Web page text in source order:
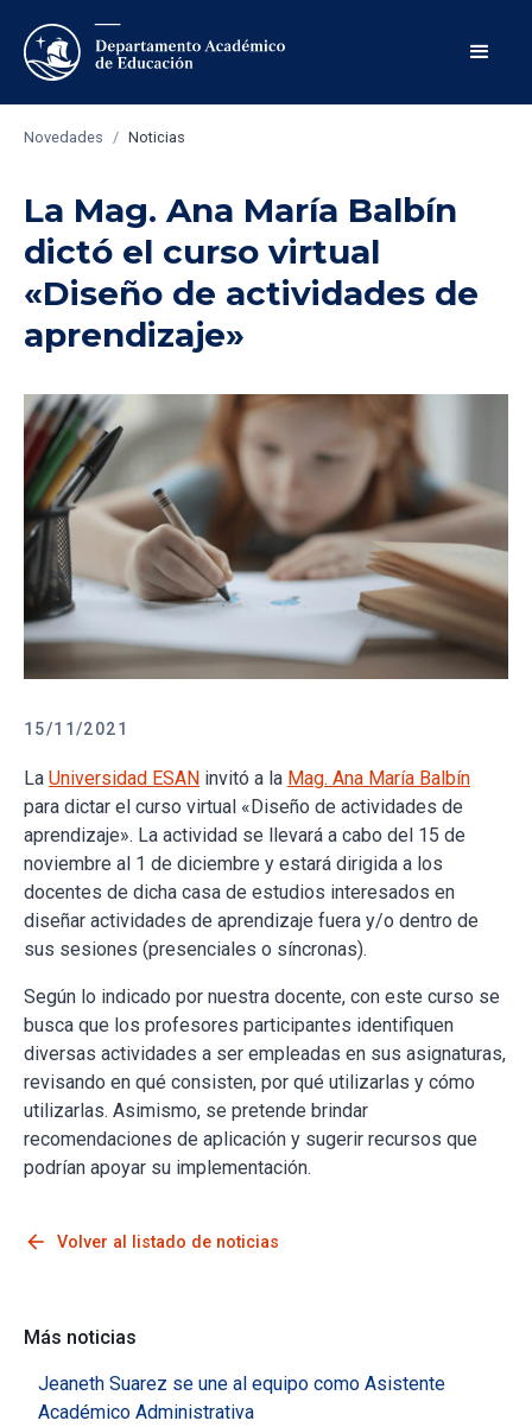
Novedades / Noticias
La Mag. Ana María Balbín
dictó el curso virtual
«Diseño de actividades de
aprendizaje»
15/11/2021
La Universidad ESAN invitó a la Mag. Ana María Balbín
para dictar el curso virtual «Diseño de actividades de
aprendizaje». La actividad se llevará a cabo del 15 de
noviembre al 1 de diciembre y estará dirigida a los
docentes de dicha casa de estudios interesados en
diseñar actividades de aprendizaje fuera y/o dentro de
sus sesiones (presenciales o síncronas).
Según lo indicado por nuestra docente, con este curso se
busca que los profesores participantes identifiquen
diversas actividades a ser empleadas en sus asignaturas,
revisando en qué consisten, por qué utilizarlas y cómo
utilizarlas. Asimismo, se pretende brindar
recomendaciones de aplicación y sugerir recursos que
podrían apoyar su implementación.
arrow_back Volver al listado de noticias
Más noticias
Jeaneth Suarez se une al equipo como Asistente
Académico Administrativa